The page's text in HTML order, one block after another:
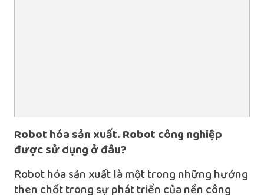
Robot hóa sản xuất. Robot công nghiệp
được sử dụng ở đâu?
Robot hóa sản xuất là một trong những hướng
then chốt trong sự phát triển của nền công